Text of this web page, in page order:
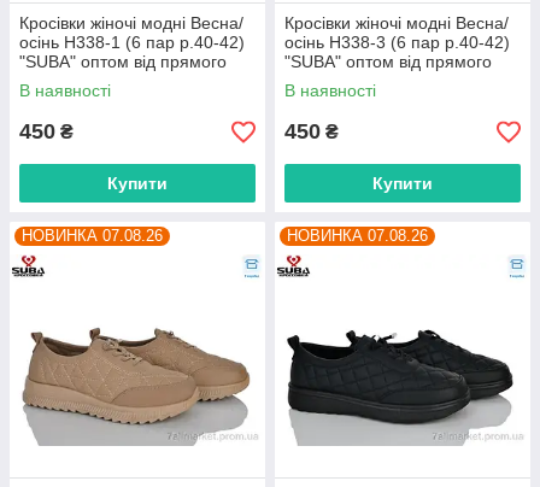
Кросівки жіночі модні Весна/
осінь H338-1 (6 пар р.40-42)
"SUBA" оптом від прямого
постачальника
В наявності
450 ₴
Купити
Кросівки жіночі модні Весна/
осінь H338-3 (6 пар р.40-42)
"SUBA" оптом від прямого
постачальника
В наявності
450 ₴
Купити
НОВИНКА 07.08.26 НОВИНКА 07.08.26